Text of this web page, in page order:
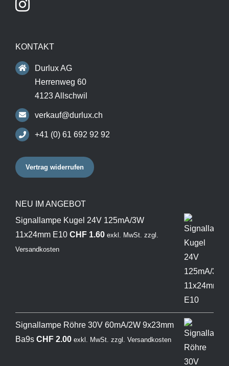
KONTAKT
Durlux AG
Herrenweg 60
4123 Allschwil
verkauf@durlux.ch
+41 (0) 61 692 92 92
Vertrag widerrufen
NEU IM ANGEBOT
Signallampe Kugel 24V 125mA/3W
11x24mm E10 CHF1.60 exkl. MwSt. zzgl.
Versandkosten
Signallampe Röhre 30V 60mA/2W 9x23mm
Ba9s CHF2.00 exkl. MwSt. zzgl. Versandkosten